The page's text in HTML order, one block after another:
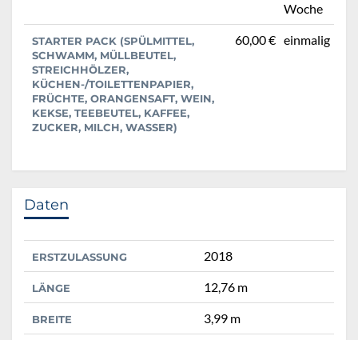
Woche
STARTER PACK (SPÜLMITTEL,
SCHWAMM, MÜLLBEUTEL,
STREICHHÖLZER,
KÜCHEN-/TOILETTENPAPIER,
FRÜCHTE, ORANGENSAFT, WEIN,
KEKSE, TEEBEUTEL, KAFFEE,
ZUCKER, MILCH, WASSER)
60,00 € einmalig
Daten
ERSTZULASSUNG 2018
LÄNGE 12,76 m
BREITE 3,99 m